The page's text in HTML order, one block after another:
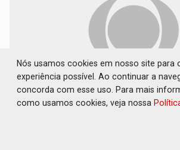
Lenha na Fogueira - Por
Nós usamos cookies em nosso site para
experiência possível. Ao continuar a
concorda com esse uso. Para mais
como usamos cookies, veja nossa